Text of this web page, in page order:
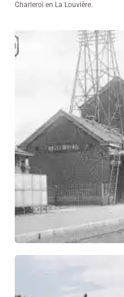
Charleroi en La Louvière.